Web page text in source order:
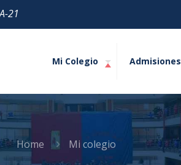
21
Mi Colegio Admisiones
Home Mi colegio